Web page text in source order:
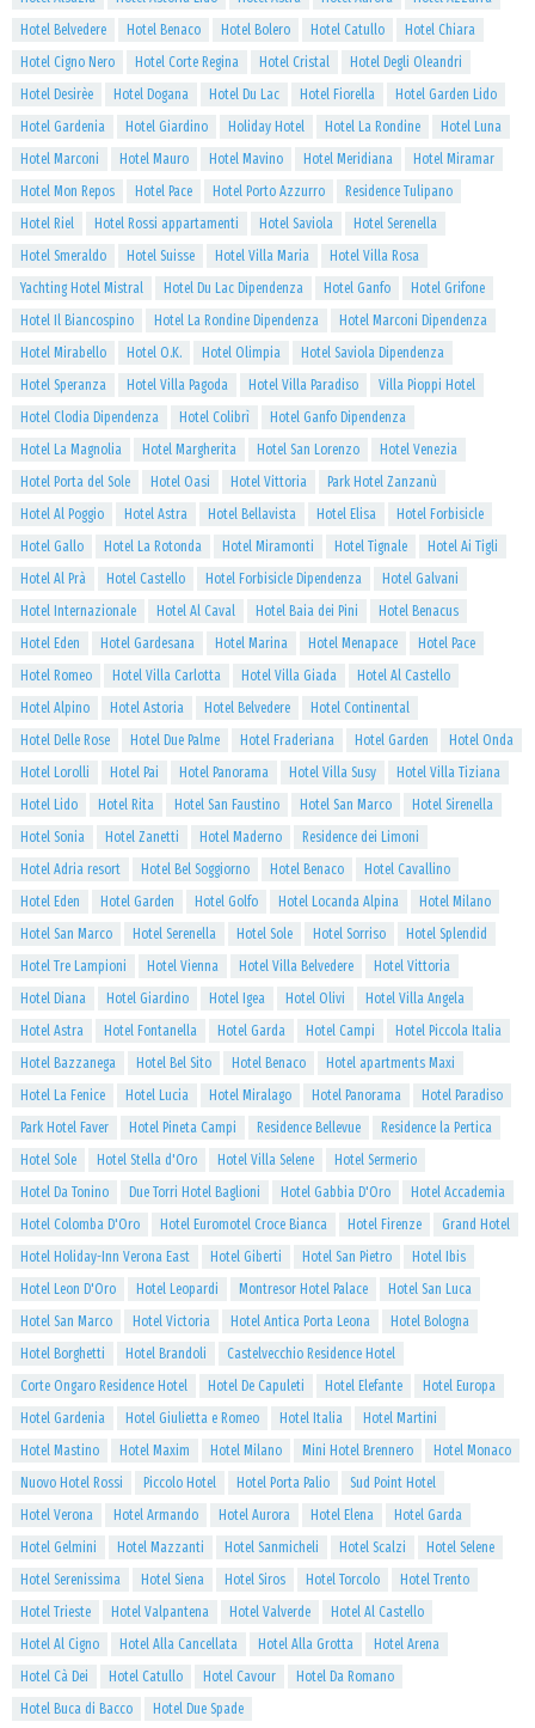
Hotel Belvedere
Hotel Benaco Hotel Bolero Hotel Catullo
Hotel Chiara
Hotel Cigno Nero
Hotel Corte Regina Hotel Cristal
Hotel Degli Oleandri
Hotel Desirèe
Hotel Dogana Hotel Du Lac Hotel Fiorella
Hotel Garden Lido
Hotel Gardenia
Hotel Giardino Holiday Hotel Hotel La Rondine
Hotel Luna
Hotel Marconi
Hotel Mauro Hotel Mavino Hotel Meridiana
Hotel Miramar
Hotel Mon Repos
Hotel Pace Hotel Porto Azzurro
Residence Tulipano
Hotel Riel
Hotel Rossi appartamenti Hotel Saviola
Hotel Serenella
Hotel Smeraldo
Hotel Suisse Hotel Villa Maria
Hotel Villa Rosa
Yachting Hotel Mistral
Hotel Du Lac Dipendenza Hotel Ganfo
Hotel Grifone
Hotel Il Biancospino
Hotel La Rondine Dipendenza
Hotel Marconi Dipendenza
Hotel Mirabello
Hotel O.K. Hotel Olimpia
Hotel Saviola Dipendenza
Hotel Speranza
Hotel Villa Pagoda Hotel Villa Paradiso
Villa Pioppi Hotel
Hotel Clodia Dipendenza
Hotel Colibrì
Hotel Ganfo Dipendenza
Hotel La Magnolia
Hotel Margherita Hotel San Lorenzo
Hotel Venezia
Hotel Porta del Sole
Hotel Oasi Hotel Vittoria
Park Hotel Zanzanù
Hotel Al Poggio
Hotel Astra Hotel Bellavista Hotel Elisa
Hotel Forbisicle
Hotel Gallo
Hotel La Rotonda Hotel Miramonti Hotel Tignale
Hotel Ai Tigli
Hotel Al Prà
Hotel Castello Hotel Forbisicle Dipendenza
Hotel Galvani
Hotel Internazionale
Hotel Al Caval Hotel Baia dei Pini
Hotel Benacus
Hotel Eden
Hotel Gardesana Hotel Marina Hotel Menapace
Hotel Pace
Hotel Romeo
Hotel Villa Carlotta Hotel Villa Giada
Hotel Al Castello
Hotel Alpino
Hotel Astoria Hotel Belvedere
Hotel Continental
Hotel Delle Rose
Hotel Due Palme Hotel Fraderiana Hotel Garden
Hotel Onda
Hotel Lorolli
Hotel Pai Hotel Panorama Hotel Villa Susy
Hotel Villa Tiziana
Hotel Lido
Hotel Rita Hotel San Faustino Hotel San Marco
Hotel Sirenella
Hotel Sonia
Hotel Zanetti Hotel Maderno
Residence dei Limoni
Hotel Adria resort
Hotel Bel Soggiorno Hotel Benaco
Hotel Cavallino
Hotel Eden
Hotel Garden Hotel Golfo Hotel Locanda Alpina
Hotel Milano
Hotel San Marco
Hotel Serenella Hotel Sole Hotel Sorriso
Hotel Splendid
Hotel Tre Lampioni
Hotel Vienna Hotel Villa Belvedere
Hotel Vittoria
Hotel Diana
Hotel Giardino Hotel Igea Hotel Olivi
Hotel Villa Angela
Hotel Astra
Hotel Fontanella Hotel Garda Hotel Campi
Hotel Piccola Italia
Hotel Bazzanega
Hotel Bel Sito Hotel Benaco
Hotel apartments Maxi
Hotel La Fenice
Hotel Lucia Hotel Miralago Hotel Panorama
Hotel Paradiso
Park Hotel Faver
Hotel Pineta Campi Residence Bellevue
Residence la Pertica
Hotel Sole
Hotel Stella d'Oro Hotel Villa Selene
Hotel Sermerio
Hotel Da Tonino
Due Torri Hotel Baglioni Hotel Gabbia D'Oro
Hotel Accademia
Hotel Colomba D'Oro
Hotel Euromotel Croce Bianca Hotel Firenze
Grand Hotel
Hotel Holiday-Inn Verona East
Hotel Giberti Hotel San Pietro
Hotel Ibis
Hotel Leon D'Oro
Hotel Leopardi Montresor Hotel Palace
Hotel San Luca
Hotel San Marco
Hotel Victoria Hotel Antica Porta Leona
Hotel Bologna
Hotel Borghetti
Hotel Brandoli
Castelvecchio Residence Hotel
Corte Ongaro Residence Hotel
Hotel De Capuleti Hotel Elefante
Hotel Europa
Hotel Gardenia
Hotel Giulietta e Romeo Hotel Italia
Hotel Martini
Hotel Mastino
Hotel Maxim Hotel Milano Mini Hotel Brennero
Hotel Monaco
Nuovo Hotel Rossi
Piccolo Hotel Hotel Porta Palio
Sud Point Hotel
Hotel Verona
Hotel Armando Hotel Aurora Hotel Elena
Hotel Garda
Hotel Gelmini
Hotel Mazzanti Hotel Sanmicheli Hotel Scalzi
Hotel Selene
Hotel Serenissima
Hotel Siena Hotel Siros Hotel Torcolo
Hotel Trento
Hotel Trieste
Hotel Valpantena Hotel Valverde
Hotel Al Castello
Hotel Al Cigno
Hotel Alla Cancellata Hotel Alla Grotta
Hotel Arena
Hotel Cà Dei
Hotel Catullo Hotel Cavour
Hotel Da Romano
Hotel Buca di Bacco
Hotel Due Spade